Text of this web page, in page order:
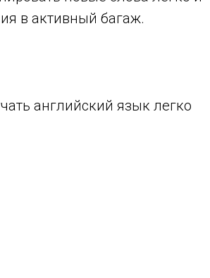
в активный багаж.
английский язык легко